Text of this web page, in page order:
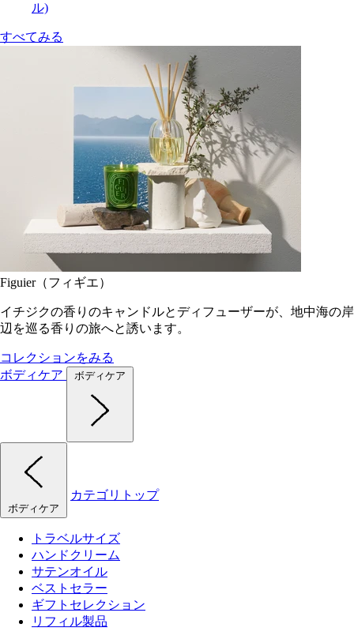
ル)
すべてみる
Figuier（フィギエ）
イチジクの香りのキャンドルとディフューザーが、地中海の岸
辺を巡る香りの旅へと誘います。
コレクションをみる
ボディケア
ボディケア
ボディケア
カテゴリトップ
トラベルサイズ
ハンドクリーム
サテンオイル
ベストセラー
ギフトセレクション
リフィル製品